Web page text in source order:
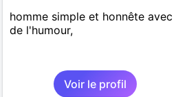
homme simple et honnête avec
de l'humour,
Voir le profil